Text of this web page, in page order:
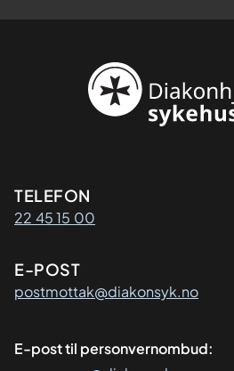
Kontaktinformasjon
TELEFON
22 45 15 00
E-POST
postmottak@diakonsyk.no
E-post til personvernombud: